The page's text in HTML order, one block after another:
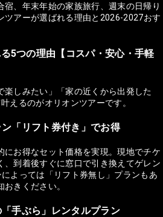
宿、年末年始の家族旅行、週末の日帰り
ツアーが選ばれる理由と2026-2027おす
5つの理由【コスパ・安心・手軽
楽しみたい」「家の近くから出発した
えるのがオリオンツアーです。
「リフト券付き」でお得
にお得なセット価格を実現。現地でチケ
、到着後すぐに窓口で引き換えてゲレン
よっては「リフト券無し」プランもあ
きください。
手ぶら」レンタルプラン